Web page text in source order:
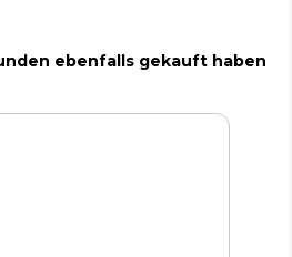
ebenfalls gekauft haben